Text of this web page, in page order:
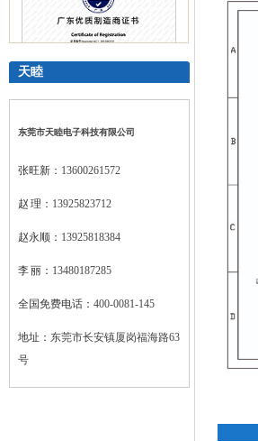
广东优质制造商证书
天睦
东莞市天睦电子科技有限公司
张旺新： 13600261572
赵 理： 13925823712
赵永顺： 13925818384
李 丽： 13480187285
全国免费电话： 400-0081-145
地址： 东莞市长安镇厦岗福海路63
号